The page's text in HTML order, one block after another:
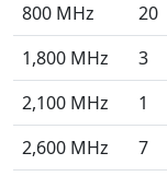
800 MHz
20
1,800 MHz
3
2,100 MHz
1
2,600 MHz
7